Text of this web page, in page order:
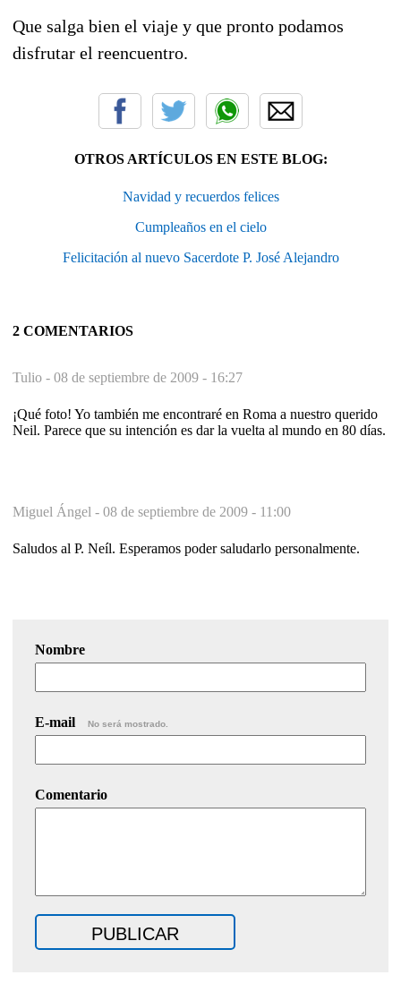
Que salga bien el viaje y que pronto podamos
disfrutar el reencuentro.
OTROS ARTÍCULOS EN ESTE BLOG:
Navidad y recuerdos felices
Cumpleaños en el cielo
Felicitación al nuevo Sacerdote P. José Alejandro
2 COMENTARIOS
Tulio - 08 de septiembre de 2009 - 16:27
¡Qué foto! Yo también me encontraré en Roma a nuestro querido
Neil. Parece que su intención es dar la vuelta al mundo en 80 días.
Miguel Ángel - 08 de septiembre de 2009 - 11:00
Saludos al P. Neíl. Esperamos poder saludarlo personalmente.
Nombre
E-mail No será mostrado.
Comentario